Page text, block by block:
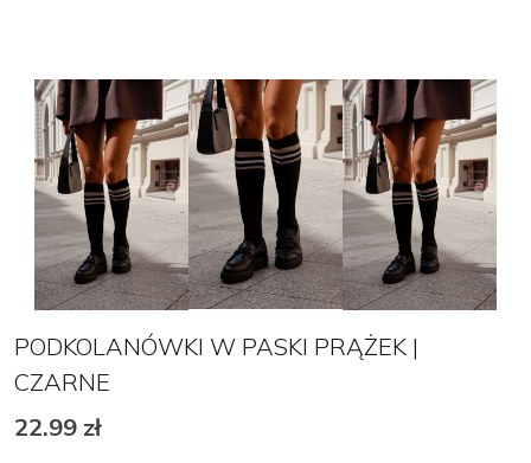
PODKOLANÓWKI W PASKI PRĄŻEK |
CZARNE
22.99 zł